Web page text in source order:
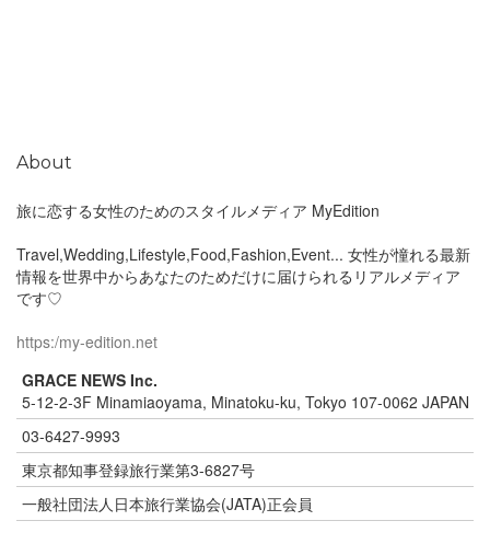
About
旅に恋する女性のためのスタイルメディア MyEdition
Travel,Wedding,Lifestyle,Food,Fashion,Event... 女性が憧れる最新
情報を世界中からあなたのためだけに届けられるリアルメディア
です♡
https:/my-edition.net
GRACE NEWS Inc.
5-12-2-3F Minamiaoyama, Minatoku-ku, Tokyo 107-0062 JAPAN
03-6427-9993
東京都知事登録旅行業第3-6827号
一般社団法人日本旅行業協会(JATA)正会員